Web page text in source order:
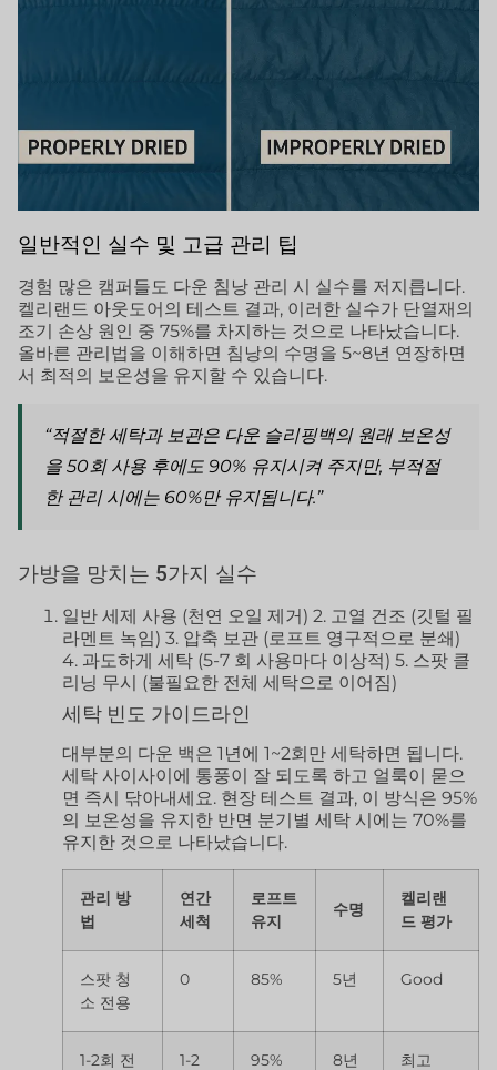
일반적인 실수 및 고급 관리 팁
경험 많은 캠퍼들도 다운 침낭 관리 시 실수를 저지릅니다.
켈리랜드 아웃도어의 테스트 결과, 이러한 실수가 단열재의
조기 손상 원인 중 75%를 차지하는 것으로 나타났습니다.
올바른 관리법을 이해하면 침낭의 수명을 5~8년 연장하면
서 최적의 보온성을 유지할 수 있습니다.
“적절한 세탁과 보관은 다운 슬리핑백의 원래 보온성
을 50회 사용 후에도 90% 유지시켜 주지만, 부적절
한 관리 시에는 60%만 유지됩니다.”
가방을 망치는 5가지 실수
일반 세제 사용 (천연 오일 제거) 2. 고열 건조 (깃털 필
라멘트 녹임) 3. 압축 보관 (로프트 영구적으로 분쇄)
4. 과도하게 세탁 (5-7 회 사용마다 이상적) 5. 스팟 클
리닝 무시 (불필요한 전체 세탁으로 이어짐)
세탁 빈도 가이드라인
대부분의 다운 백은 1년에 1~2회만 세탁하면 됩니다.
세탁 사이사이에 통풍이 잘 되도록 하고 얼룩이 묻으
면 즉시 닦아내세요. 현장 테스트 결과, 이 방식은 95%
의 보온성을 유지한 반면 분기별 세탁 시에는 70%를
유지한 것으로 나타났습니다.
관리 방
법
연간
세척
로프트
유지
수명
켈리랜
드 평가
스팟 청
소 전용
0 85% 5년 Good
1-2회 전 1-2 95% 8년 최고